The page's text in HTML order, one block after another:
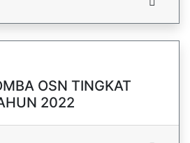
OSN TINGKAT
2022